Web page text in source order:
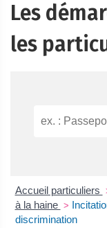
Les
les
Accueil particuliers
à la haine >
discrimination